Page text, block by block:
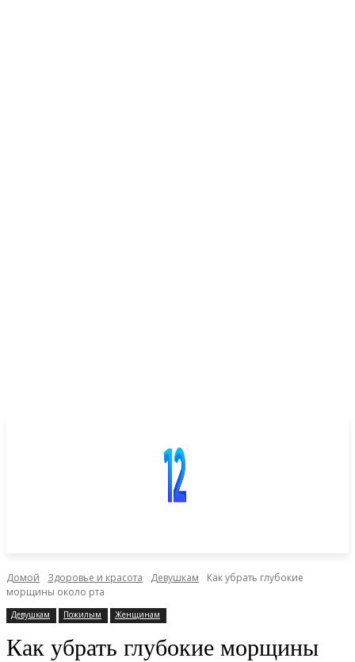
Домой Здоровье и красота Девушкам
Как убрать глубокие
морщины около рта
Девушкам Пожилым Женщинам
Как убрать глубокие морщины